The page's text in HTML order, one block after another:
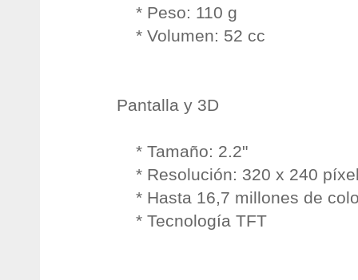
* Peso: 110 g
* Volumen: 52 cc
Pantalla y 3D
* Tamaño: 2.2"
* Resolución: 320 x 240
* Hasta 16,7 millones de
* Tecnología TFT